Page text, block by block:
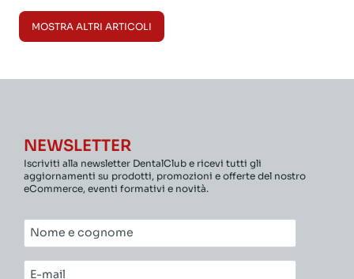
MOSTRA ALTRI ARTICOLI
NEWSLETTER
Iscriviti alla newsletter DentalClub e ricevi tutti gli
aggiornamenti su prodotti, promozioni e offerte del nostro
eCommerce, eventi formativi e novità.
Nome
e
cognome*
E-